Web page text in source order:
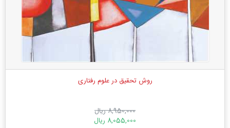
روش تحقیق در علوم رفتاری
8,950,000 ریال
8,055,000 ریال